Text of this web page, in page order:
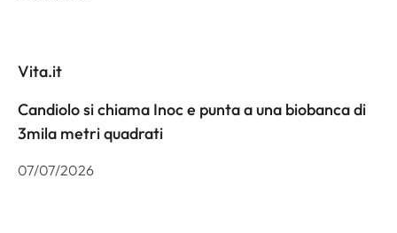
Vita.it
Candiolo si chiama Inoc e punta a una biobanca di
3mila metri quadrati
07/07/2026